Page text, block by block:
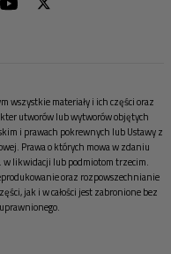
wszystkie materiały i ich części oraz
utworów lub wytworów objętych
i prawach pokrewnych lub Ustawy z
Prawa o których mowa w zdaniu
w likwidacji lub podmiotom trzecim.
oraz rozpowszechnianie
jak i w całości jest zabronione bez